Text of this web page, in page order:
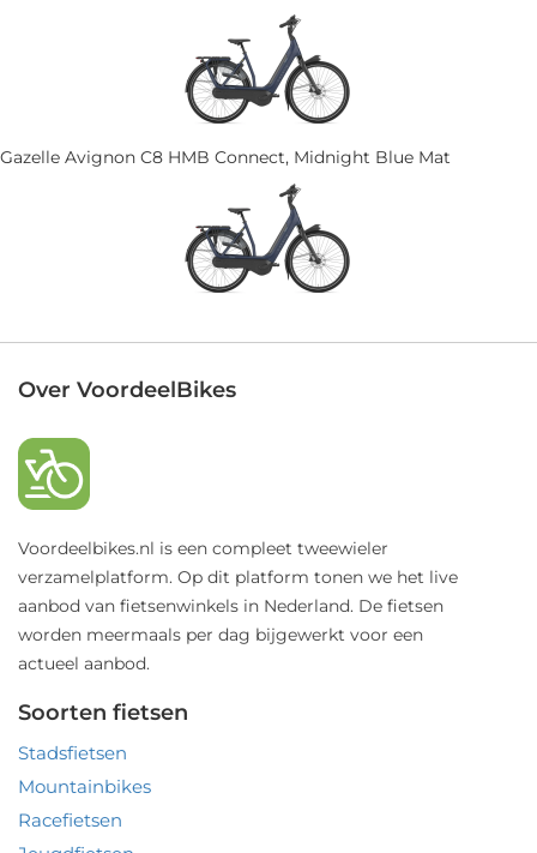
Gazelle Avignon C8 HMB Connect, Midnight Blue Mat
Over VoordeelBikes
Voordeelbikes.nl is een compleet tweewieler
verzamelplatform. Op dit platform tonen we het live
aanbod van fietsenwinkels in Nederland. De fietsen
worden meermaals per dag bijgewerkt voor een
actueel aanbod.
Soorten fietsen
Stadsfietsen
Mountainbikes
Racefietsen